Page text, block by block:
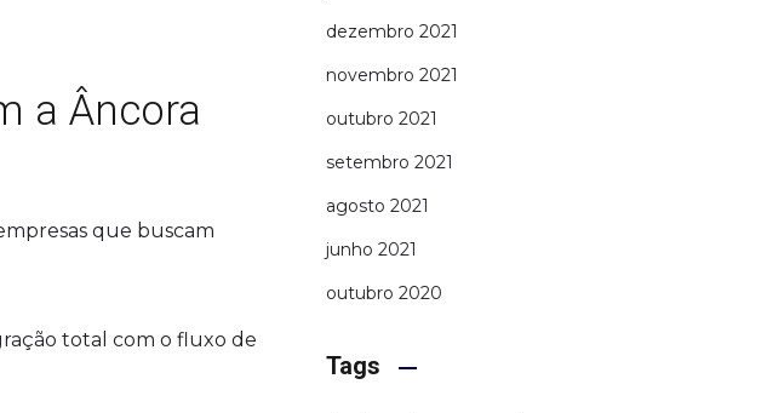
a Âncora
que buscam
total com o fluxo de
dezembro 2021
novembro 2021
outubro 2021
setembro 2021
agosto 2021
junho 2021
outubro 2020
Tags